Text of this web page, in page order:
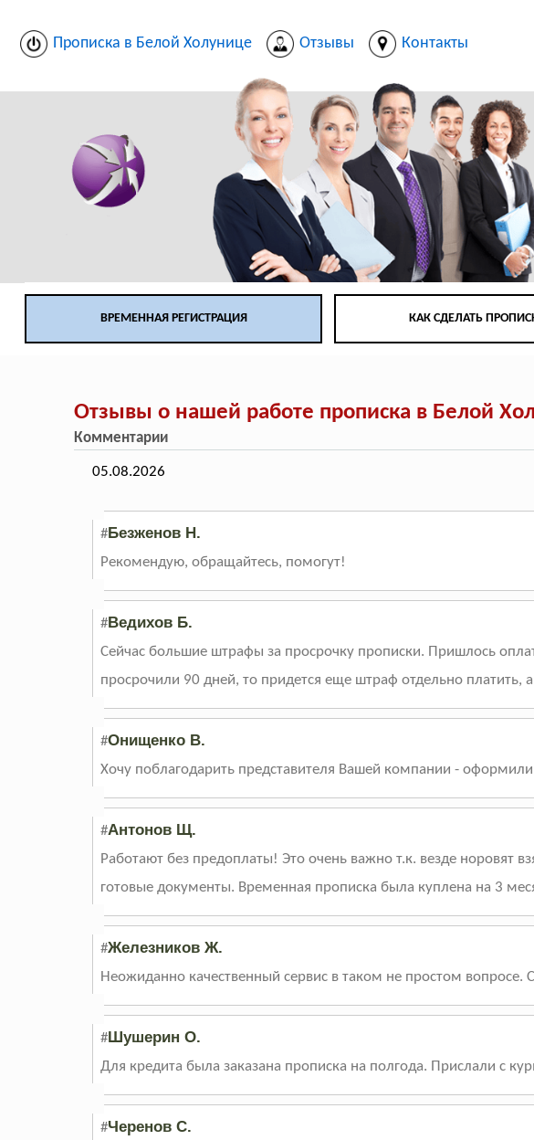
Прописка в Белой Холунице Отзывы Контакты
ВРЕМЕННАЯ РЕГИСТРАЦИЯ КАК СДЕЛАТЬ
Отзывы о нашей работе прописка в Белой
Комментарии
05.08.2026
#Безженов Н.
Рекомендую, обращайтесь, помогут!
#Ведихов Б.
Сейчас большие штрафы за просрочку прописки. Пришлось
просрочили 90 дней, то придется еще штраф отдельно платить, а
#Онищенко В.
Хочу поблагодарить представителя Вашей компании -
#Антонов Щ.
Работают без предоплаты! Это очень важно т.к. везде норовят
готовые документы. Временная прописка была куплена на 3
#Железников Ж.
Неожиданно качественный сервис в таком не простом
#Шушерин О.
Для кредита была заказана прописка на полгода. Прислали с
#Черенов С.